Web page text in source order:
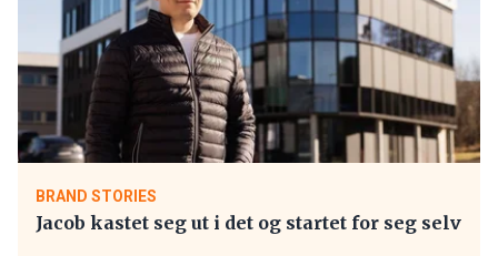
BRAND STORIES
Jacob kastet seg ut i det og startet for seg selv